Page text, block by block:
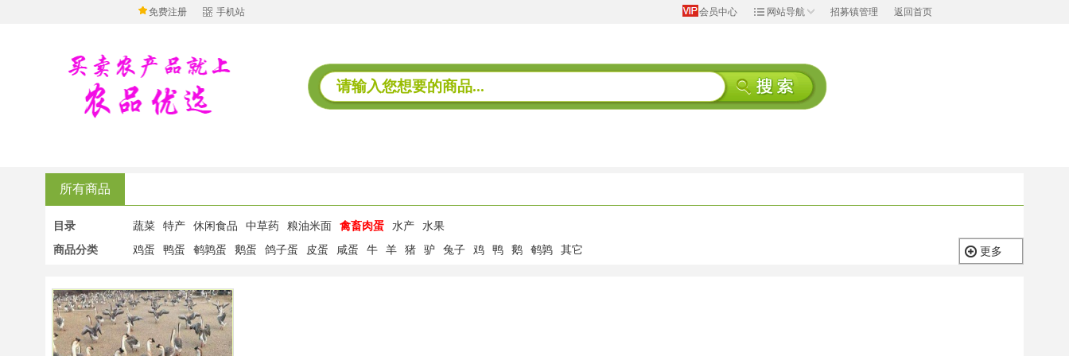
免费注册 手机站 会员中心 网站导航 招募镇管理 返回首页
所有商品
目录 蔬菜 特产 休闲食品 中草药 粮油米面 禽畜肉蛋 水产
水果
商品分类
更多
鸡蛋 鸭蛋 鹌鹑蛋 鹅蛋 鸽子蛋 皮蛋 咸蛋 牛 羊 猪 驴 兔子 鸡 鸭 鹅 鹌鹑 其它